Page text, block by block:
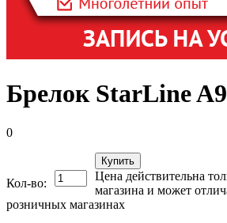
Брелок StarLine
0
Кол-во:
Купить
Цена действительна
магазина и может
розничных магазинах